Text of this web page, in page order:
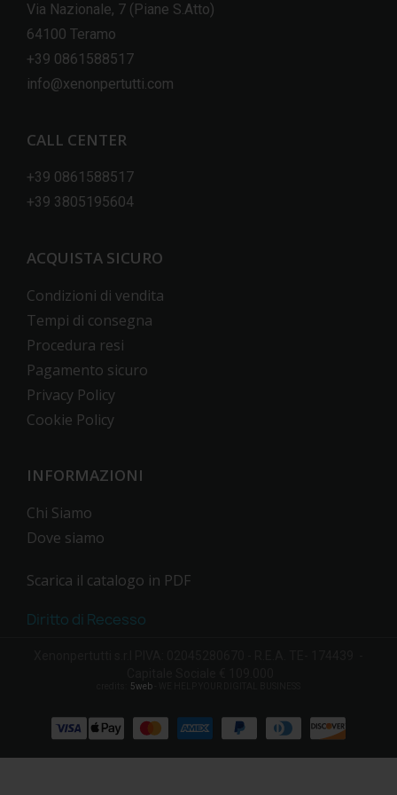
Via Nazionale, 7 (Piane S.Atto)
64100 Teramo
+39 0861588517
info@xenonpertutti.com
CALL CENTER
+39 0861588517
+39 3805195604
ACQUISTA SICURO
Condizioni di vendita
Tempi di consegna
Procedura resi
Pagamento sicuro
Privacy Policy
Cookie Policy
INFORMAZIONI
Chi Siamo
Dove siamo
Scarica il catalogo in PDF
Diritto di Recesso
5web